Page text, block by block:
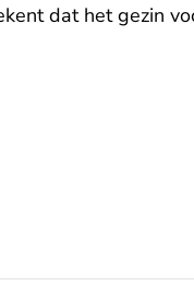
dat het gezin